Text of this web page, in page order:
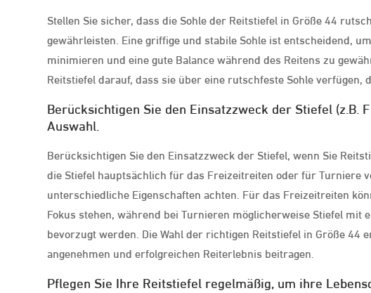
Stellen Sie sicher, dass die Sohle der Reitstiefel in Größe 44
gewährleisten. Eine griffige und stabile Sohle ist entscheidend,
minimieren und eine gute Balance während des Reitens zu
Reitstiefel darauf, dass sie über eine rutschfeste Sohle verfügen,
Berücksichtigen Sie den Einsatzzweck der Stiefel
Auswahl.
Berücksichtigen Sie den Einsatzzweck der Stiefel, wenn Sie
die Stiefel hauptsächlich für das Freizeitreiten oder für Turniere
unterschiedliche Eigenschaften achten. Für das Freizeitreiten
Fokus stehen, während bei Turnieren möglicherweise Stiefel mit
bevorzugt werden. Die Wahl der richtigen Reitstiefel in Größe 44
angenehmen und erfolgreichen Reiterlebnis beitragen.
Pflegen Sie Ihre Reitstiefel regelmäßig, um ihre